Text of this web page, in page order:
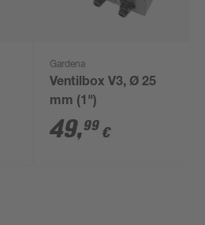
Gardena
Ventilbox V3, Ø 25
mm (1")
49,99 €